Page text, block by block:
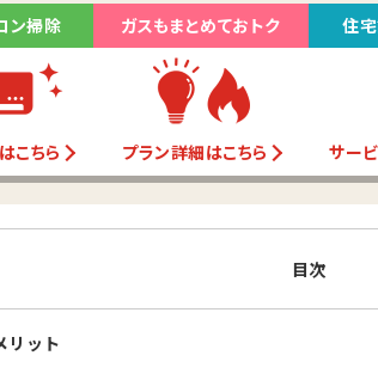
ン掃除
こちら
ガスもまとめておトク
プラン詳細はこちら
住
サー
目次
リット